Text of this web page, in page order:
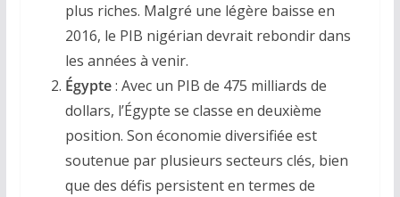
plus riches. Malgré une légère baisse en
2016, le PIB nigérian devrait rebondir dans
les années à venir.
Égypte: Avec un PIB de 475 milliards de
dollars, l’Égypte se classe en deuxième
position. Son économie diversifiée est
soutenue par plusieurs secteurs clés, bien
que des défis persistent en termes de